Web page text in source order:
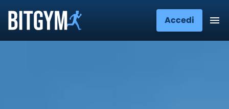
Accedi